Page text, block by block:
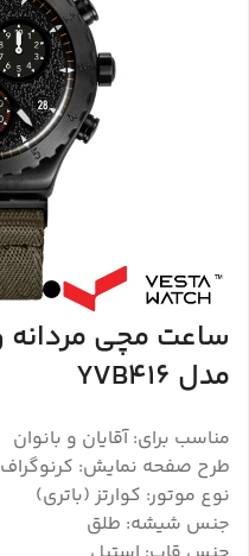
مدل YVB416
مناسب برای: آقایان و بانوان
طرح صفحه نمایش: کرنوگراف
نوع موتور: کوارتز (باتری)
جنس شیشه: طلق